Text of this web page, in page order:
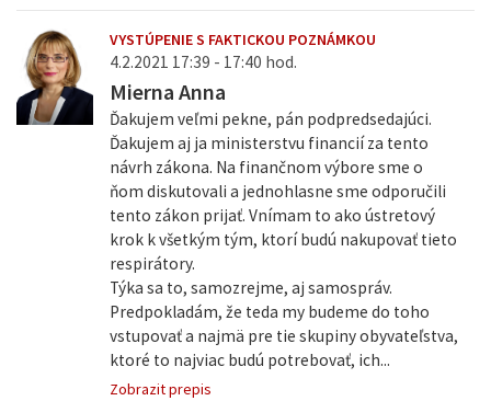
VYSTÚPENIE S FAKTICKOU POZNÁMKOU
4.2.2021 17:39 - 17:40 hod.
Mierna Anna
Ďakujem veľmi pekne, pán podpredsedajúci.
Ďakujem aj ja ministerstvu financií za tento
návrh zákona. Na finančnom výbore sme o
ňom diskutovali a jednohlasne sme odporučili
tento zákon prijať. Vnímam to ako ústretový
krok k všetkým tým, ktorí budú nakupovať tieto
respirátory.
Týka sa to, samozrejme, aj samospráv.
Predpokladám, že teda my budeme do toho
vstupovať a najmä pre tie skupiny obyvateľstva,
ktoré to najviac budú potrebovať, ich...
Zobrazit prepis